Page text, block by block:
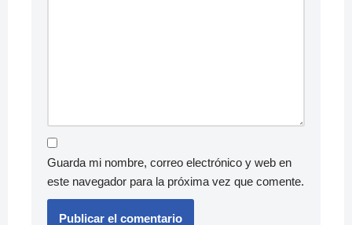
Guarda mi nombre, correo electrónico y web en
este navegador para la próxima vez que comente.